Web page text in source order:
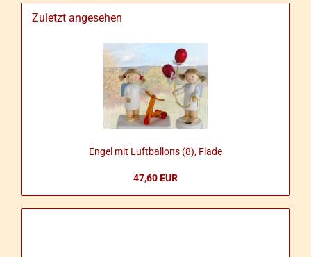
Zuletzt angesehen
Engel mit Luft­bal­lons (8), Flade
47,60 EUR